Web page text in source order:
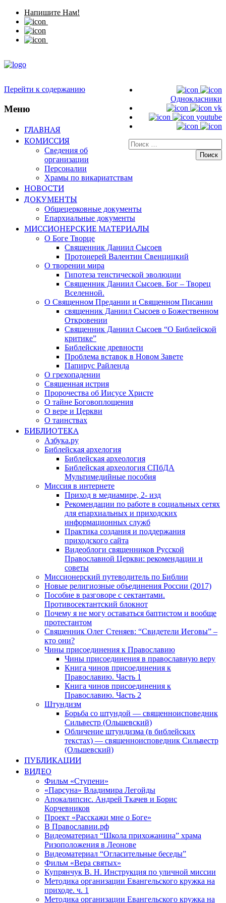
Напишите Нам!
Однокласники
vk
youtube
Искать:
Перейти к содержанию
Меню
ГЛАВНАЯ
КОМИССИЯ
Сведения об
организации
Персоналии
Храмы по викариатствам
НОВОСТИ
ДОКУМЕНТЫ
Общецерковные документы
Епархиальные документы
МИССИОНЕРСКИЕ МАТЕРИАЛЫ
О Боге Творце
Священник Даниил Сысоев
Протоиерей Валентин Свенцицкий
О творении мира
Гипотеза теистической эволюции
Священник Даниил Сысоев. Бог – Творец
Вселенной.
О Священном Предании и Священном Писании
священник Даниил Сысоев о Божественном
Откровении
Священник Даниил Сысоев “О Библейской
критике”
Библейские древности
Проблема вставок в Новом Завете
Папирус Райленда
О грехопадении
Священная истрия
Пророчества об Иисусе Христе
О тайне Боговоплощения
О вере и Церкви
О таинствах
БИБЛИОТЕКА
Азбука.ру
Библейская архелогия
Библейская археология
Библейская археология СПбДА
Мультимедийные пособия
Миссия в интернете
Приход в медиамире, 2- изд
Рекомендации по работе в социальных сетях
для епархиальных и приходских
информационных служб
Практика создания и поддержания
приходского сайта
Видеоблоги священников Русской
Православной Церкви: рекомендации и
советы
Миссионерский путеводитель по Библии
Новые религиозные объединения России (2017)
Пособие в разговоре с сектантами.
Противосектантский блокнот
Почему я не могу оставаться баптистом и вообще
протестантом
Священник Олег Стеняев: “Свидетели Иеговы” –
кто они?
Чины присоединения к Православию
Чины присоединения в православную веру
Книга чинов присоединения к
Православию. Часть 1
Книга чинов присоединения к
Православию. Часть 2
Штундизм
Борьба со штундой — священноисповедник
Сильвестр (Ольшевский)
Обличение штундизма (в библейских
текстах) — священноисповедник Сильвестр
(Ольшевский)
ПУБЛИКАЦИИ
ВИДЕО
Фильм «Ступени»
«Парсуна» Владимира Легойды
Апокалипсис. Андрей Ткачев и Борис
Корчевников
Проект «Расскажи мне о Боге»
В Православии.рф
Видеоматериал “Школа прихожанина” храма
Ризоположения в Леонове
Видеоматериал “Огласительные беседы”
Фильм «Вера святых»
Купрянчук В. Н. Инструкция по уличной миссии
Методика организации Евангельского кружка на
приходе. ч. 1
Методика организации Евангельского кружка на